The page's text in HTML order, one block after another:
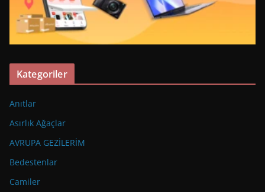
Kategoriler
Anıtlar
Asırlık Ağaçlar
AVRUPA GEZİLERİM
Bedestenlar
Camiler